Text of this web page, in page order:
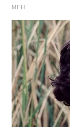
MANDALIKA
WN
LIKUPANG
WN
LABUANBAJO
WN